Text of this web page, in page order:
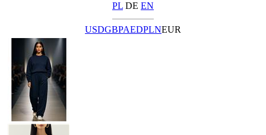
PL DE EN
USDGBPAEDPLNEUR